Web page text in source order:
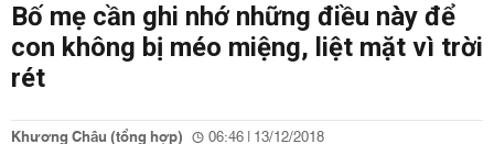
Bố mẹ cần ghi nhớ những điều này để
con không bị méo miệng, liệt mặt vì trời
rét
Khương Châu (tổng hợp) 06:46 | 13/12/2018